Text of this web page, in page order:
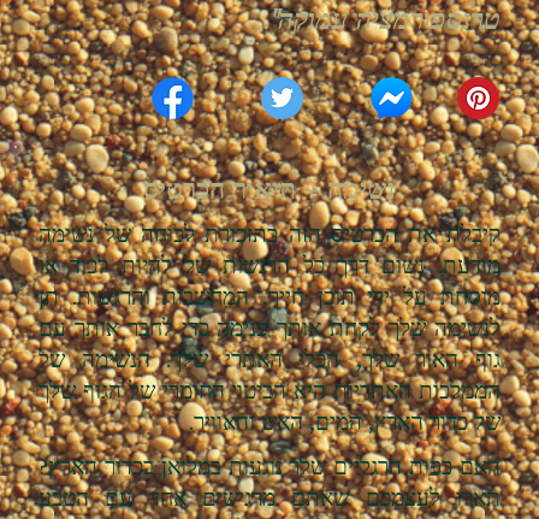
נְשִׁימָה – תיאור הכרטיס
קיבלת את הכרטיס הזה כתזכורת לכוחה של נשימה
מודעת. נשום דרך כל הרגשות של להיות לכוד או
מוסחת על ידי תוכן חייך, המחשבות והרגשות. תן
לנשימה שלך לקחת אותך פנימה כדי לחבר אותך עם
גוף האור שלך, הכלי האתרי שלך. הנשימה של
הממלכות האתריות היא הביטוי החומרי של הגוף שלך
של כדור הארץ, המים, האש והאוויר.
האם כפות הרגליים שלך נוגעות במלואן בכדור הארץ?
תארו לעצמכם שאתם מרגישים אחד עם הטבע
טרנספורמציה עמוקה".